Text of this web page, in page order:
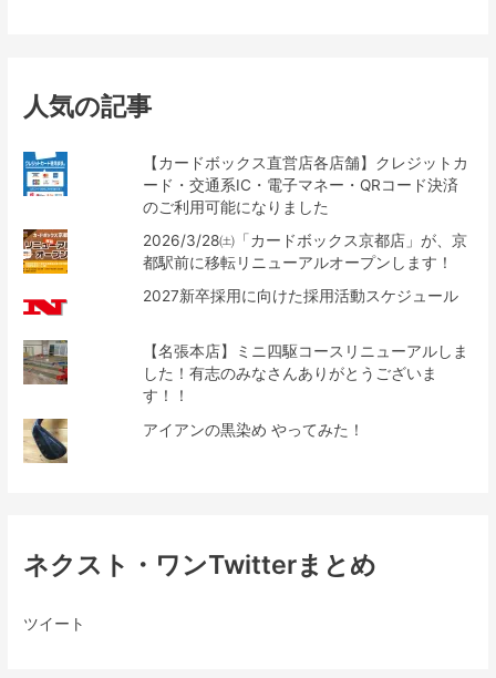
人気の記事
【カードボックス直営店各店舗】クレジットカ
ード・交通系IC・電子マネー・QRコード決済
のご利用可能になりました
2026/3/28㈯「カードボックス京都店」が、京
都駅前に移転リニューアルオープンします！
2027新卒採用に向けた採用活動スケジュール
【名張本店】ミニ四駆コースリニューアルしま
した！有志のみなさんありがとうございま
す！！
アイアンの黒染め やってみた！
ネクスト・ワンTwitterまとめ
ツイート